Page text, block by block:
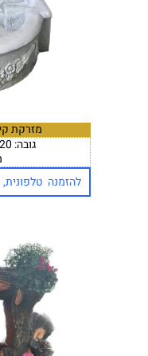
מזרקת
גובה: 120, אורך: 80 רוחב: 50~
להזמנה